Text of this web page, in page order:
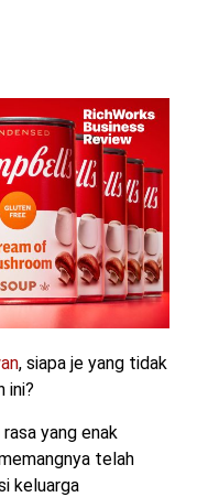
, siapa je yang tidak
ini?
yang enak
telah
keluarga